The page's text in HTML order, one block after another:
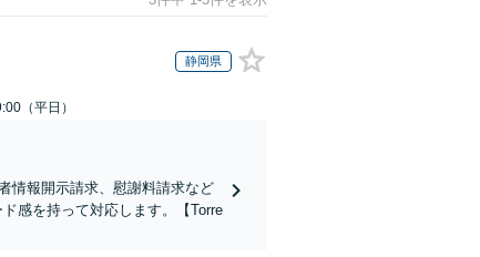
静岡県
（平日）
情報開示請求、慰謝料請求など
感を持って対応します。【Torre